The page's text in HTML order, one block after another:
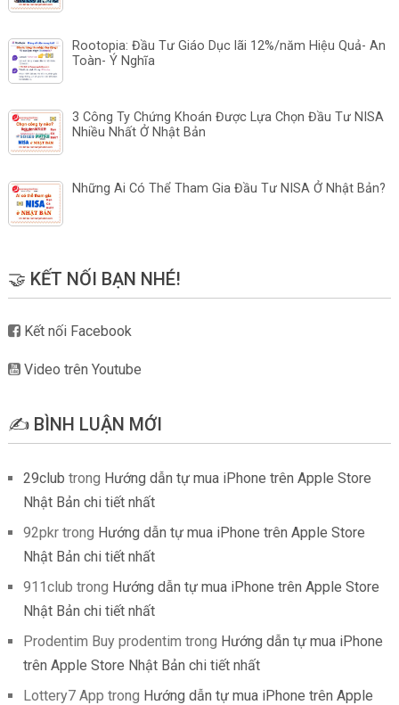
Rootopia: Đầu Tư Giáo Dục lãi 12%/năm Hiệu Quả- An
Toàn- Ý Nghĩa
3 Công Ty Chứng Khoán Được Lựa Chọn Đầu Tư NISA
Nhiều Nhất Ở Nhật Bản
Những Ai Có Thể Tham Gia Đầu Tư NISA Ở Nhật Bản?
🤝 KẾT NỐI BẠN NHÉ!
Kết nối Facebook
Video trên Youtube
✍️ BÌNH LUẬN MỚI
29club trong Hướng dẫn tự mua iPhone trên Apple Store
Nhật Bản chi tiết nhất
92pkrtrong Hướng dẫn tự mua iPhone trên Apple Store
Nhật Bản chi tiết nhất
911club trong Hướng dẫn tự mua iPhone trên Apple Store
Nhật Bản chi tiết nhất
Prodentim Buy prodentim trong Hướng dẫn tự mua iPhone
trên Apple Store Nhật Bản chi tiết nhất
Lottery7 App trong Hướng dẫn tự mua iPhone trên Apple